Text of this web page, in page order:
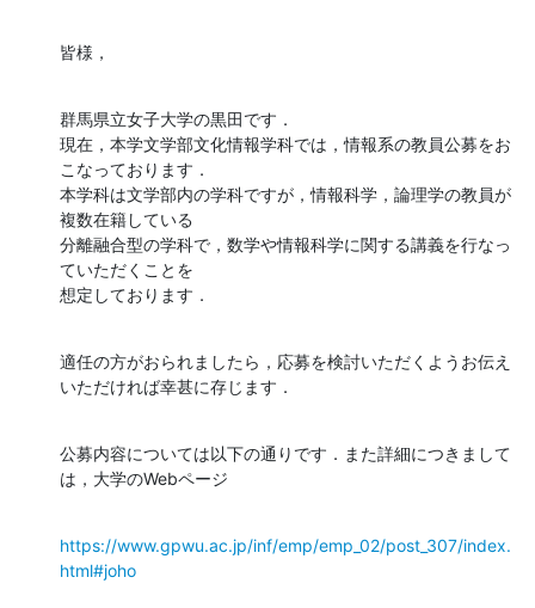
皆様，
群馬県立女子大学の黒田です．
現在，本学文学部文化情報学科では，情報系の教員公募をお
こなっております．
本学科は文学部内の学科ですが，情報科学，論理学の教員が
複数在籍している
分離融合型の学科で，数学や情報科学に関する講義を行なっ
ていただくことを
想定しております．
適任の方がおられましたら，応募を検討いただくようお伝え
いただければ幸甚に存じます．
公募内容については以下の通りです．また詳細につきまして
は，大学のWebページ
https://www.gpwu.ac.jp/inf/emp/emp_02/post_307/index.
html#joho